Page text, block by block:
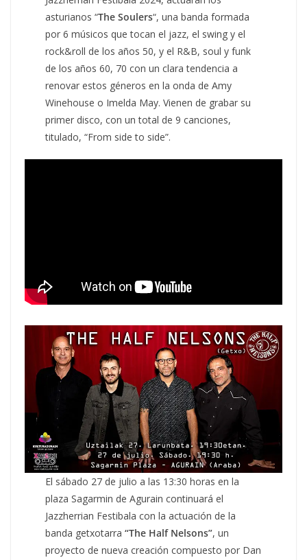
asturianos “The Soulers“, una banda formada
por 6 músicos que tocan el jazz, el swing y el
rock&roll de los años 50, y el R&B, soul y funk
de los años 60, 70 con un clara tendencia a
renovar estos géneros en la onda de Amy
Winehouse o Imelda May. Vienen de grabar su
primer disco, con un total de 9 canciones,
titulado, “From side to side”.
El sábado 27 de julio a las 13:30 horas en la
plaza Sagarmin de Agurain continuará el
Jazzherrian Festibala con la actuación de la
banda getxotarra“The Half Nelsons”, un
proyecto de nueva creación compuesto por Dan